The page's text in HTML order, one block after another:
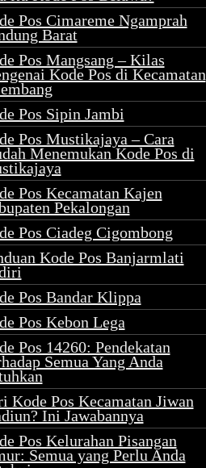
Pos Cimareme Ngamprah
Barat
Pos Mangsang – Kilas
Kode Pos di Kecamatan
Pos Sipin Jambi
Pos Mustikajaya – Cara
Menemukan Kode Pos di
Pos Kecamatan Kajen
Pekalongan
Pos Ciadeg Cigombong
Kode Pos Banjarmlati
Pos Bandar Klippa
Pos Kebon Lega
Pos 14260: Pendekatan
Semua Yang Anda
Kode Pos Kecamatan Jiwan
Ini Jawabannya
Pos Kelurahan Pisangan
Semua yang Perlu Anda